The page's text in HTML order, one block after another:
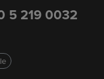
5 219 0032